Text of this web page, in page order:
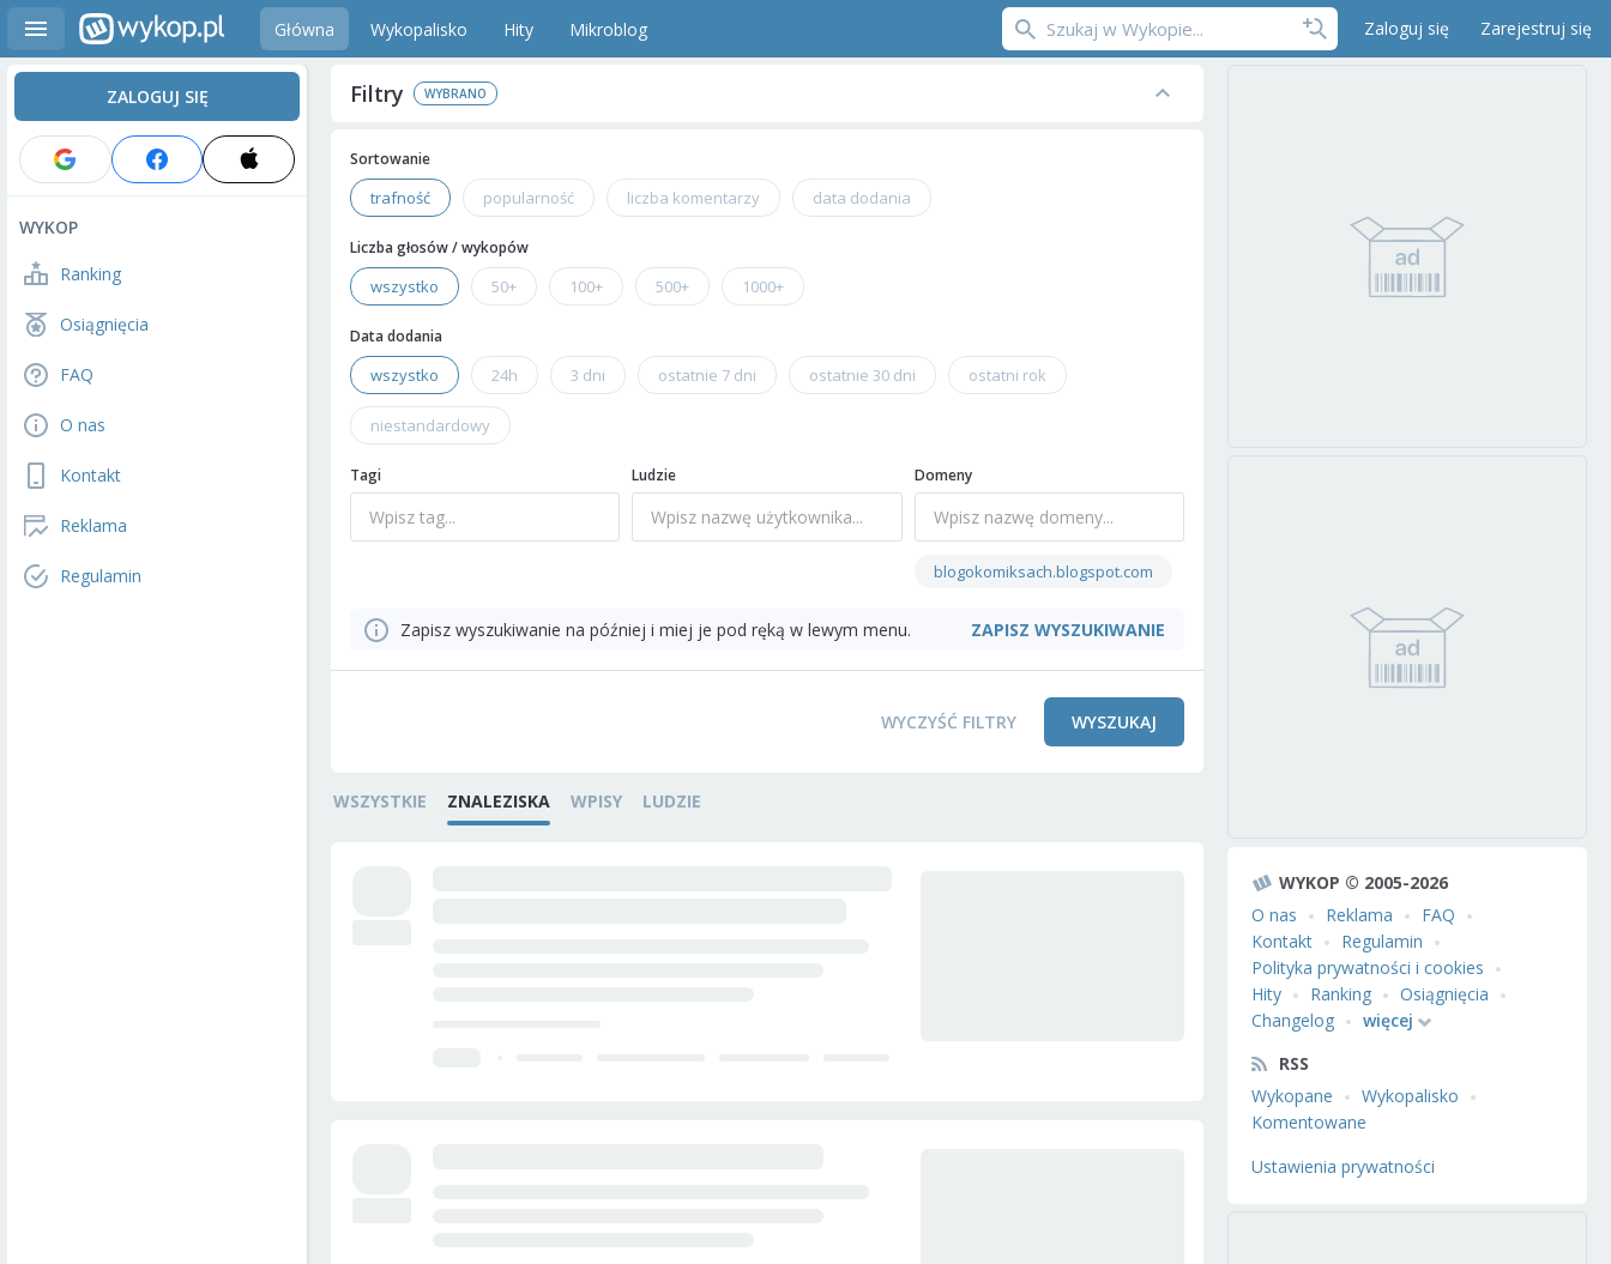
Główna Wykopalisko Hity Mikroblog Zaloguj się Zarejestruj się
ZALOGUJ SIĘ
WYKOP
Ranking
Osiągnięcia
FAQ
O nas
Kontakt
Reklama
Regulamin
Filtry
Sortowanie
trafność popularność liczba komentarzy data dodania
Liczba głosów / wykopów
wszystko 50+ 100+ 500+ 1000+
Data dodania
wszystko 24h 3 dni ostatnie 7 dni ostatnie 30 dni ostatni rok
niestandardowy
Tagi Ludzie Domeny
blogokomiksach.blogspot.com
Zapisz wyszukiwanie na później i miej je pod ręką w lewym menu. ZAPISZ WYSZUKIWANIE
WYCZYŚĆ FILTRY WYSZUKAJ
WSZYSTKIE ZNALEZISKA WPISY LUDZIE
WYKOP © 2005-2026
O nas
Reklama
FAQ
Kontakt
Regulamin
Polityka prywatności i cookies
Hity
Ranking
Osiągnięcia
Changelog
więcej
RSS
Wykopane
Wykopalisko
Komentowane
Ustawienia prywatności